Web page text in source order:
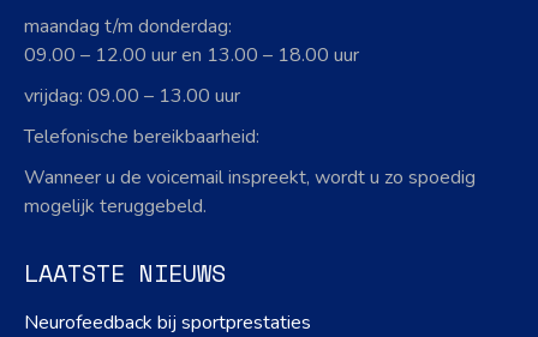
maandag t/m donderdag:
09.00 – 12.00 uur en 13.00 – 18.00 uur
vrijdag: 09.00 – 13.00 uur
Telefonische bereikbaarheid:
Wanneer u de voicemail inspreekt, wordt u zo spoedig
mogelijk teruggebeld.
LAATSTE NIEUWS
Neurofeedback bij sportprestaties